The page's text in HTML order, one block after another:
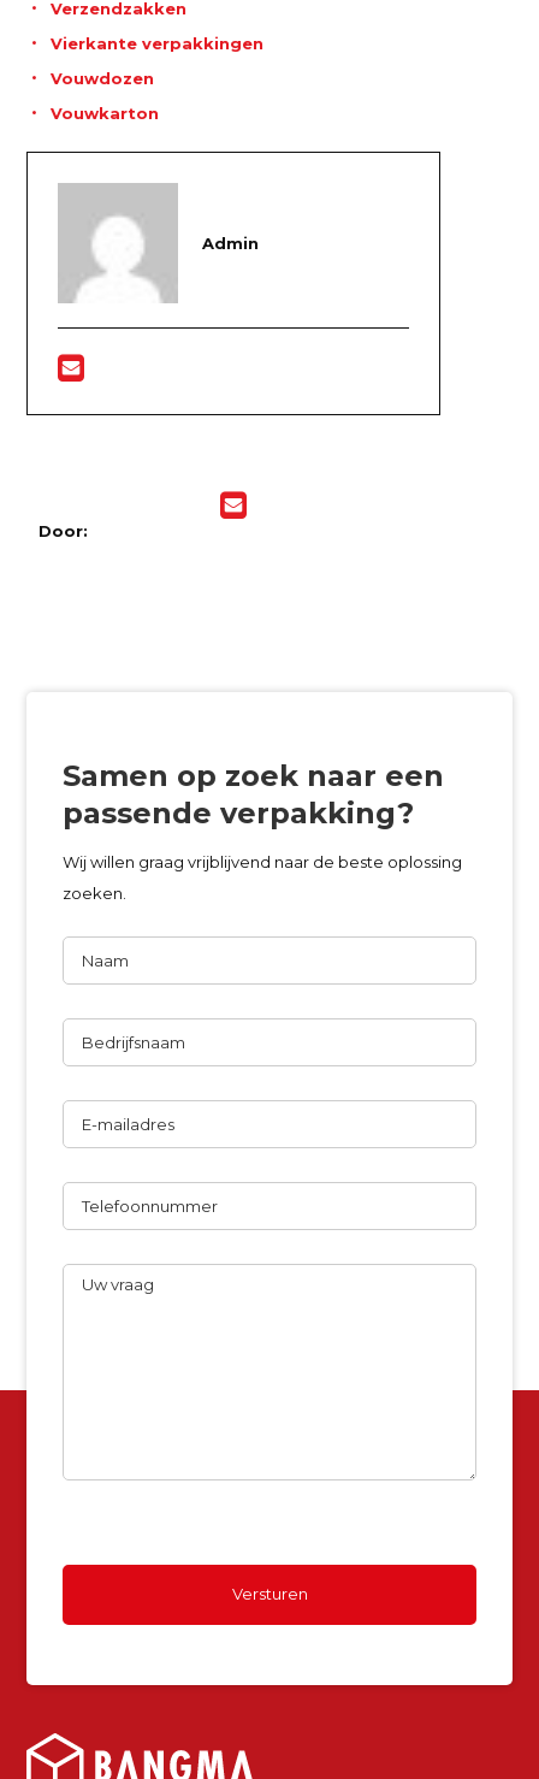
Verzendzakken
Vierkante verpakkingen
Vouwdozen
Vouwkarton
Admin
Door:
Samen op zoek naar een
passende verpakking?
Wij willen graag vrijblijvend naar de beste oplossing
zoeken.
Naam
Bedrijfsnaam
E-
mailadres
Telefoon
Uw
vraag